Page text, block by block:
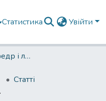
Статистика Увійти
Праці вчених кафедр і лабораторій
Статті
діяльності